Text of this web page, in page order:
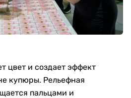
цвет и создает эффект
купюры. Рельефная
пальцами и